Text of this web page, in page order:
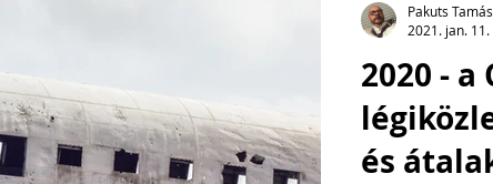
2020 - a
és
Pakuts Tamás
2021. jan. 11.